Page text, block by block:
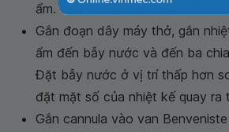
ẩm.
Gắn đoạn dây máy thở, gắn
ẩm đến bẫy nước và đến ba
Đặt bẫy nước ở vị trí thấp hơn
đặt mặt số của nhiệt kế quay ra
Gắn cannula vào van Benveniste